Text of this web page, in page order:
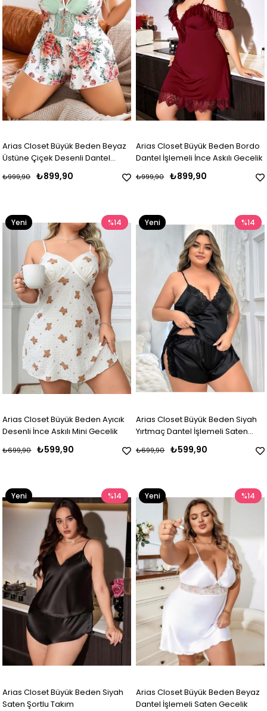
Arias Closet Büyük Beden Beyaz
Üstüne Çiçek Desenli Dantel
İşlemeli İnce Askılı Şort Gecelik
₺899,90
₺999,90
Arias Closet Büyük Beden Bordo
Dantel İşlemeli İnce Askılı Gecelik
₺899,90
₺999,90
Arias Closet Büyük Beden Ayıcık
Desenli İnce Askılı Mini Gecelik
₺599,90
₺699,90
%14
Yeni
Arias Closet Büyük Beden Siyah
Yırtmaç Dantel İşlemeli Saten
₺599,90
₺699,90
%14
Yeni
Arias Closet Büyük Beden Siyah
Saten Şortlu Takım
%14
Yeni
Ürün
Arias Closet Büyük Beden Beyaz
Dantel İşlemeli Saten Gecelik
%14
Yeni